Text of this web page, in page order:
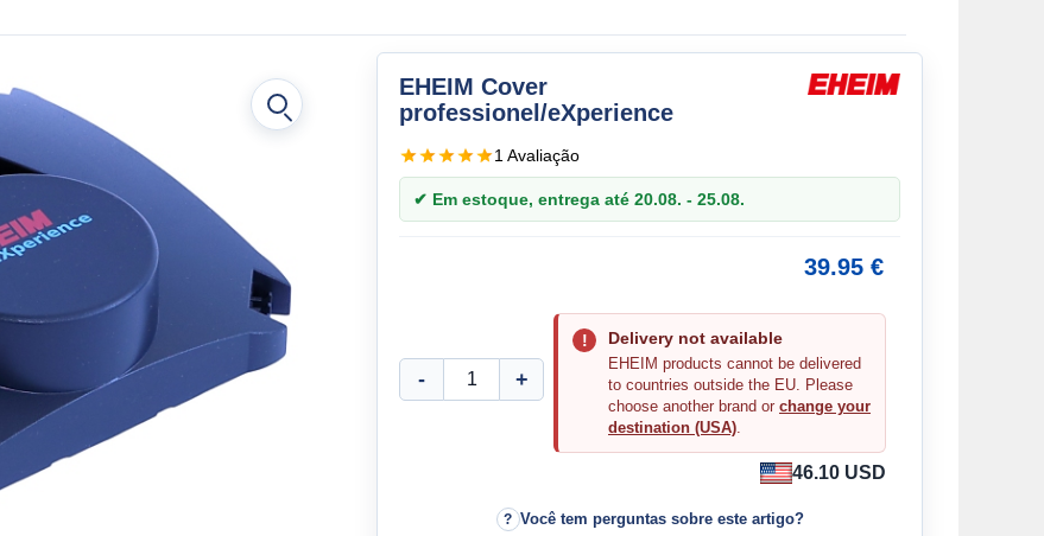
EHEIM Cover
professionel/eXperience
1 Avaliação
✔ Em estoque, entrega até 20.08. - 25.08.
39.95 €
Delivery not available
EHEIM products cannot be delivered
to countries outside the EU. Please
choose another brand or change your
destination (USA).
46.10 USD
Você tem perguntas sobre este artigo?